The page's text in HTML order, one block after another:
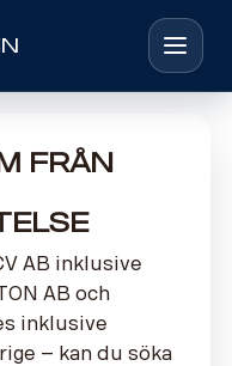
Toggle
från
AB inklusive
AB och
inklusive
– kan du söka